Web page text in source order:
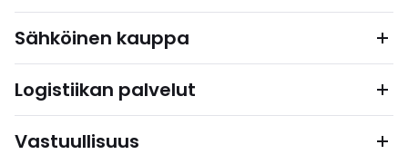
Sähköinen kauppa
Logistiikan palvelut
Vastuullisuus